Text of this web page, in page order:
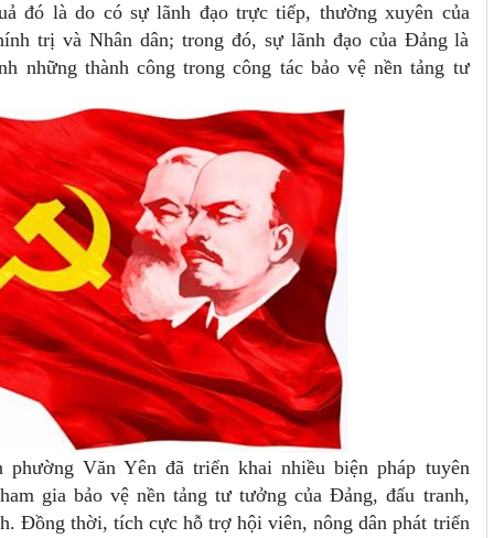
đó là do có sự lãnh đạo trực tiếp, thường xuyên của
trị và Nhân dân; trong đó, sự lãnh đạo của Đảng là
những thành công trong công tác bảo vệ nền tảng tư
Văn Yên đã triển khai nhiều biện pháp tuyên
gia bảo vệ nền tảng tư tưởng của Đảng, đấu tranh,
Đồng thời, tích cực hỗ trợ hội viên, nông dân phát triển